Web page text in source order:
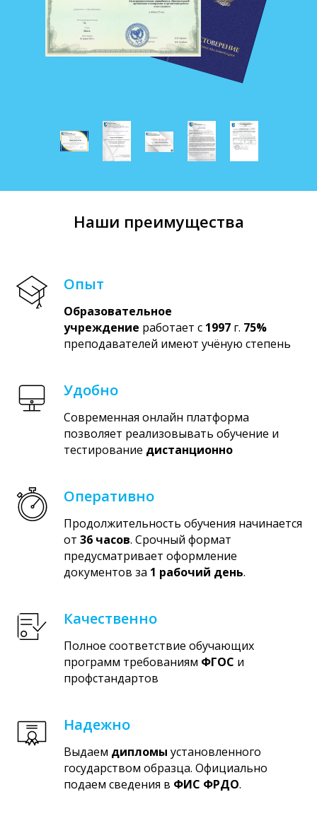
Наши преимущества
Опыт
Образовательное
учреждение работает с 1997 г. 75%
преподавателей имеют учёную степень
Удобно
Современная онлайн платформа
позволяет реализовывать обучение и
тестирование дистанционно
Оперативно
Продолжительность обучения начинается
от 36 часов. Срочный формат
предусматривает оформление
документов за 1 рабочий день.
Качественно
Полное соответствие обучающих
программ требованиям ФГОС и
профстандартов
Надежно
Выдаем дипломы установленного
государством образца. Официально
подаем сведения в ФИС ФРДО.